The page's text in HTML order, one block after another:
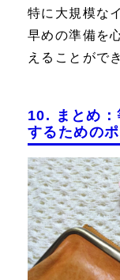
特に大規模な
早めの準備を
えることがで
10. まとめ
するための